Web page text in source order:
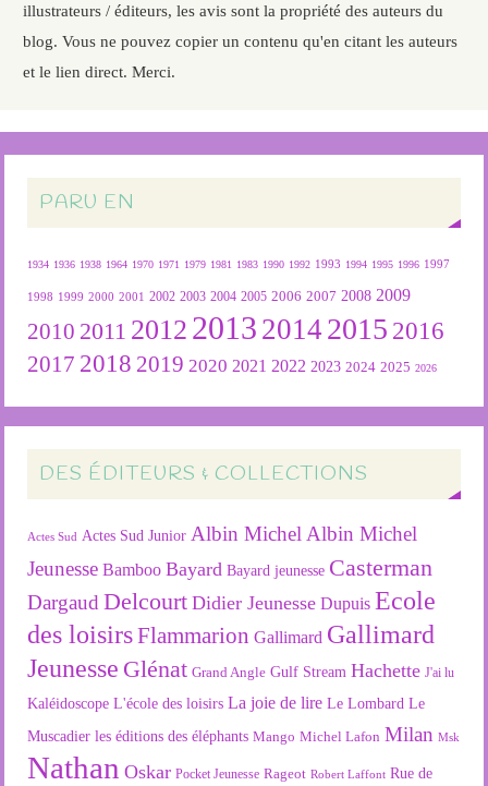
illustrateurs / éditeurs, les avis sont la propriété des auteurs du
blog. Vous ne pouvez copier un contenu qu'en citant les auteurs
et le lien direct. Merci.
PARU EN
1934 1936 1938 1964 1970 1971 1979 1981 1983 1990 1992 1993 1994 1995 1996 1997
1998 1999 2000 2001 2002 2003 2004 2005 2006 2007 2008 2009
2010 2011 2012 2013 2014 2015 2016
2017 2018 2019 2020 2021 2022 2023 2024 2025 2026
DES ÉDITEURS & COLLECTIONS
Actes Sud Actes Sud Junior Albin Michel Albin Michel
Jeunesse Bamboo Bayard Bayard jeunesse Casterman
Dargaud Delcourt Didier Jeunesse Dupuis Ecole
des loisirsFlammarion Gallimard Gallimard
Jeunesse Glénat Grand Angle Gulf Stream Hachette J'ai lu
Kaléidoscope L'école des loisirs La joie de lire Le Lombard Le
Muscadier les éditions des éléphants Mango Michel Lafon Milan Msk
Nathan Oskar Pocket Jeunesse Rageot Robert Laffont Rue de